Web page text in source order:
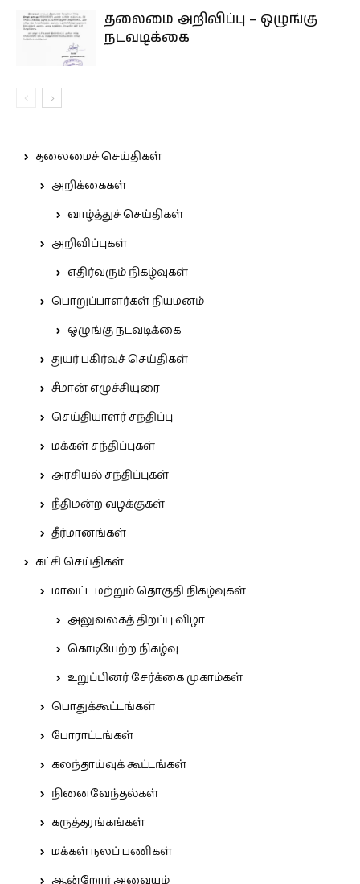
தலைமை அறிவிப்பு – ஒழுங்கு
நடவடிக்கை
தலைமைச் செய்திகள்
அறிக்கைகள்
வாழ்த்துச் செய்திகள்
அறிவிப்புகள்
எதிர்வரும் நிகழ்வுகள்
பொறுப்பாளர்கள் நியமனம்
ஒழுங்கு நடவடிக்கை
துயர் பகிர்வுச் செய்திகள்
சீமான் எழுச்சியுரை
செய்தியாளர் சந்திப்பு
மக்கள் சந்திப்புகள்
அரசியல் சந்திப்புகள்
நீதிமன்ற வழக்குகள்
தீர்மானங்கள்
கட்சி செய்திகள்
மாவட்ட மற்றும் தொகுதி நிகழ்வுகள்
அலுவலகத் திறப்பு விழா
கொடியேற்ற நிகழ்வு
உறுப்பினர் சேர்க்கை முகாம்கள்
பொதுக்கூட்டங்கள்
போராட்டங்கள்
கலந்தாய்வுக் கூட்டங்கள்
நினைவேந்தல்கள்
கருத்தரங்கங்கள்
மக்கள் நலப் பணிகள்